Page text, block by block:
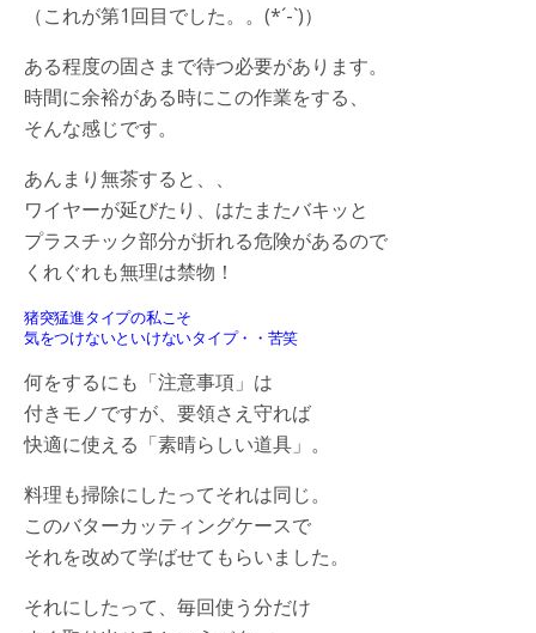
（これが第1回目でした。。(*´-`)）
ある程度の固さまで待つ必要があります。
時間に余裕がある時にこの作業をする、
そんな感じです。
あんまり無茶すると、、
ワイヤーが延びたり、はたまたバキッと
プラスチック部分が折れる危険があるので
くれぐれも無理は禁物！
猪突猛進タイプの私こそ
気をつけないといけないタイプ・・苦笑
何をするにも「注意事項」は
付きモノですが、要領さえ守れば
快適に使える「素晴らしい道具」。
料理も掃除にしたってそれは同じ。
このバターカッティングケースで
それを改めて学ばせてもらいました。
それにしたって、毎回使う分だけ